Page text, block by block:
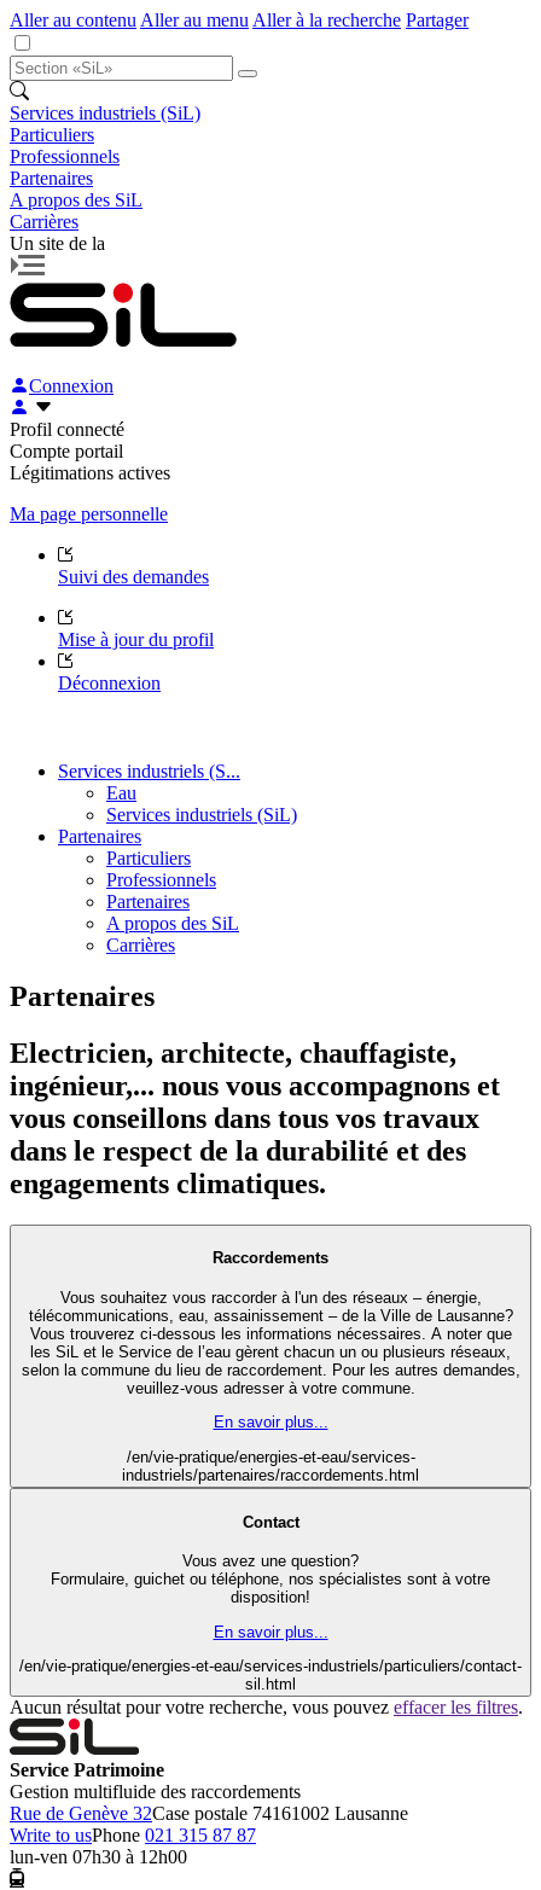
Aller au contenu Aller au menu Aller à la recherche Partager
Services industriels (SiL)
Particuliers
Professionnels
Partenaires
A propos des SiL
Carrières
Un site de la
Connexion
Profil connecté
Compte portail
Légitimations actives
Ma page personnelle
Suivi des demandes
Mise à jour du profil
Déconnexion
Services industriels (S...
Eau
Services industriels (SiL)
Partenaires
Particuliers
Professionnels
Partenaires
A propos des SiL
Carrières
Partenaires
Electricien, architecte, chauffagiste,
ingénieur,... nous vous accompagnons et
vous conseillons dans tous vos travaux
dans le respect de la durabilité et des
engagements climatiques.
Raccordements
Vous souhaitez vous raccorder à l'un des réseaux – énergie,
télécommunications, eau, assainissement – de la Ville de Lausanne?
Vous trouverez ci-dessous les informations nécessaires. A noter que
les SiL et le Service de l’eau gèrent chacun un ou plusieurs réseaux,
selon la commune du lieu de raccordement. Pour les autres demandes,
veuillez-vous adresser à votre commune.
En savoir plus...
/en/vie-pratique/energies-et-eau/services-
industriels/partenaires/raccordements.html
Contact
Vous avez une question?
Formulaire, guichet ou téléphone, nos spécialistes sont à votre
disposition!
En savoir plus...
/en/vie-pratique/energies-et-eau/services-industriels/particuliers/contact-
sil.html
Aucun résultat pour votre recherche, vous pouvez effacer les filtres.
Service Patrimoine
Gestion multifluide des raccordements
Rue de Genève 32Case postale 74161002 Lausanne
Write to usPhone 021 315 87 87
lun-ven 07h30 à 12h00